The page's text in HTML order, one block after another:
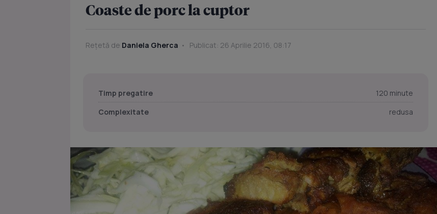
Coaste de porc la cuptor
Rețetă de Daniela Gherca Publicat: 26 Aprilie 2016, 08:17
Timp pregatire
120 minute
Complexitate
redusa